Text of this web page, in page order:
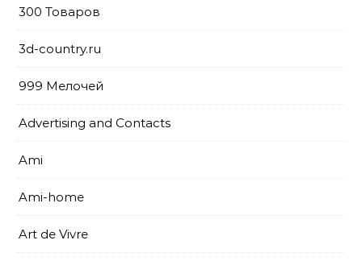
300 Товаров
3d-country.ru
999 Мелочей
Advertising and Contacts
Ami
Ami-home
Art de Vivre